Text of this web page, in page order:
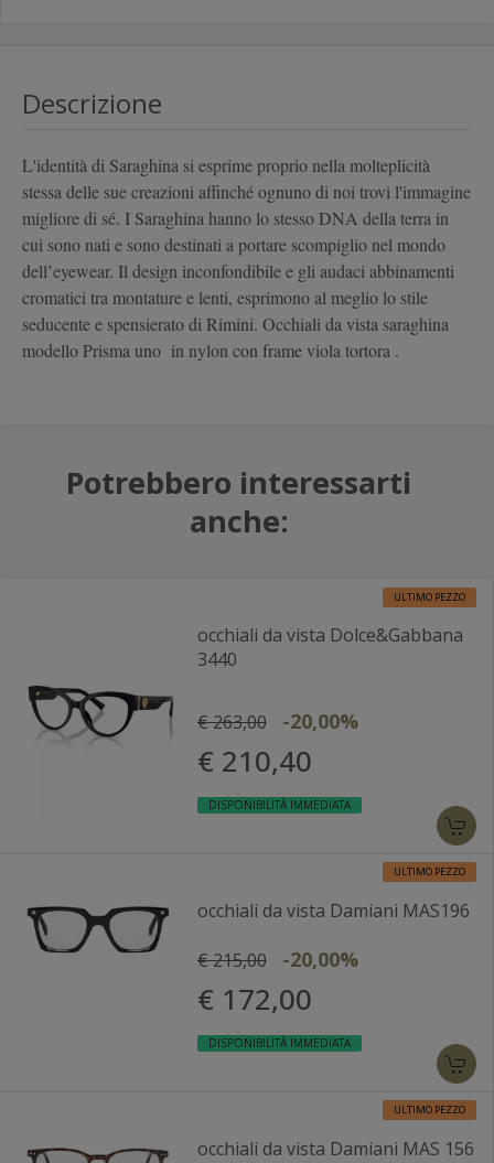
Descrizione
L'identità di Saraghina si esprime proprio nella molteplicità
stessa delle sue creazioni affinché ognuno di noi trovi l'immagine
migliore di sé. I Saraghina hanno lo stesso DNA della terra in
cui sono nati e sono destinati a portare scompiglio nel mondo
dell’eyewear. Il design inconfondibile e gli audaci abbinamenti
cromatici tra montature e lenti, esprimono al meglio lo stile
seducente e spensierato di Rimini. Occhiali da vista saraghina
modello Prisma uno in nylon con frame viola tortora .
Potrebbero interessarti
anche:
ULTIMO PEZZO
occhiali da vista Dolce&Gabbana
3440
€ 263,00 -20,00%
€ 210,40
DISPONIBILITÀ IMMEDIATA
ULTIMO PEZZO
occhiali da vista Damiani MAS196
€ 215,00 -20,00%
€ 172,00
DISPONIBILITÀ IMMEDIATA
ULTIMO PEZZO
occhiali da vista Damiani MAS 156